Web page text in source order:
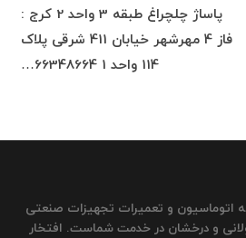
پاساژ چلچراغ طبقه 3 واحد 2 کرج :
فاز 4 مهرشهر خیابان 411 شرقی پلاک
114 واحد 1 66348664…
اتوماسیون و تعمیرات تجهیزات صنعتی
و درخشان در خدمت شماست. افتخار